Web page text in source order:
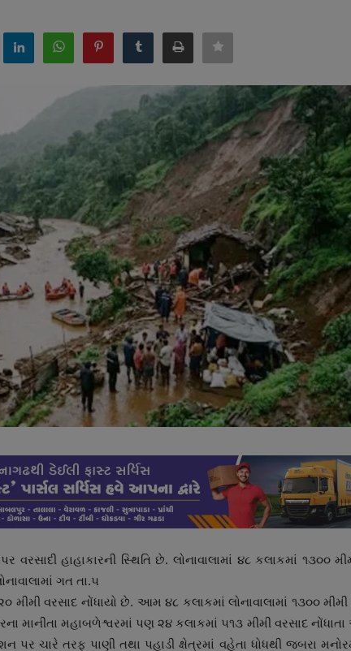
હાહાકારની સ્થિતિ છે. લોનાવાલામાં ૪૮ કલાકમાં ૧૩૦૦
ગત તા.૫
વરસાદ નોંધાયો છે. આમ ૪૮ કલાકમાં લોનાવાલામાં ૧૩૦૦
માનીતા મહાબળેશ્વરમાં પણ ૨૪ કલાકમાં ૫૧૩ મીમી વરસાદ
પર ચારે તરફ પાણી તથા પહાડી ક્ષેત્રમાં વહેતા ધોધથી જબરા